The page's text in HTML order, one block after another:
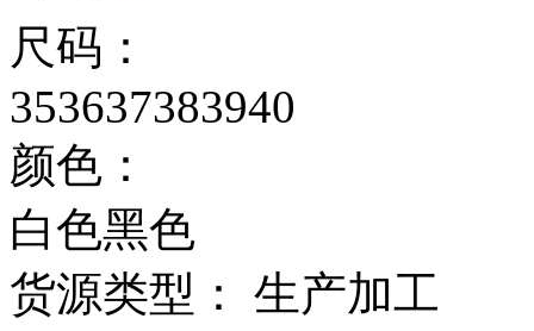
尺码：
353637383940
颜色：
白色黑色
货源类型： 生产加工